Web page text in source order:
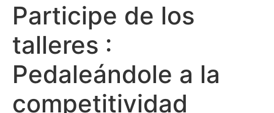
Participe de los
talleres :
Pedaleándole a la
competitividad